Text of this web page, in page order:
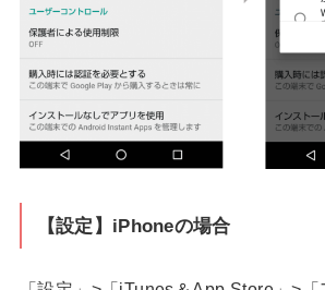
【設定】iPhoneの場合